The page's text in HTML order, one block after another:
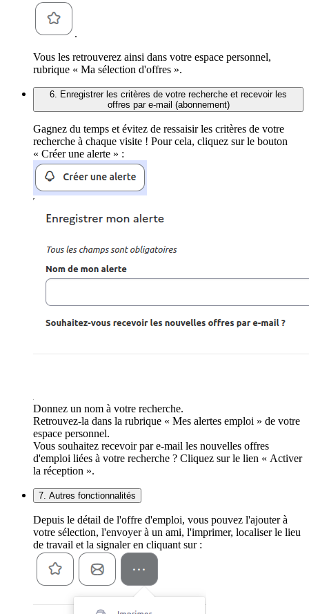
.
Vous les retrouverez ainsi dans votre espace personnel,
rubrique « Ma sélection d'offres ».
6. Enregistrer les critères de votre recherche et recevoir les
offres par e-mail (abonnement)
Gagnez du temps et évitez de ressaisir les critères de votre
recherche à chaque visite ! Pour cela, cliquez sur le bouton
« Créer une alerte » :
Donnez un nom à votre recherche.
Retrouvez-la dans la rubrique « Mes alertes emploi » de votre
espace personnel.
Vous souhaitez recevoir par e-mail les nouvelles offres
d'emploi liées à votre recherche ? Cliquez sur le lien « Activer
la réception ».
7. Autres fonctionnalités
Depuis le détail de l'offre d'emploi, vous pouvez l'ajouter à
votre sélection, l'envoyer à un ami, l'imprimer, localiser le lieu
de travail et la signaler en cliquant sur :